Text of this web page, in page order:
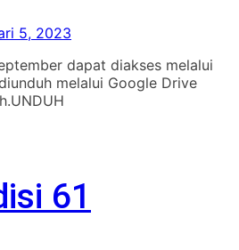
5, 2023
dapat diakses melalui
melalui Google Drive
61